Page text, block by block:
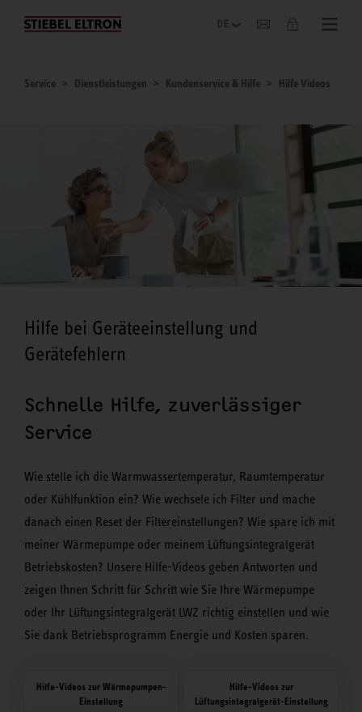
Unternehmen
Service Dienstleistungen Kundenservice & Hilfe Hilfe Videos
Hilfe bei Geräteeinstellung und
Gerätefehlern
Schnelle Hilfe, zuverlässiger
Service
Wie stelle ich die Warmwassertemperatur, Raumtemperatur
oder Kühlfunktion ein? Wie wechsele ich Filter und mache
danach einen Reset der Filtereinstellungen? Wie spare ich mit
meiner Wärmepumpe oder meinem Lüftungsintegralgerät
Betriebskosten? Unsere Hilfe-Videos geben Antworten und
zeigen Ihnen Schritt für Schritt wie Sie Ihre Wärmepumpe
oder Ihr Lüftungsintegralgerät LWZ richtig einstellen und wie
Sie dank Betriebsprogramm Energie und Kosten sparen.
Hilfe-Videos zur Wärmepumpen-
Einstellung
Hilfe-Videos zur
Lüftungsintegralgerät-Einstellung